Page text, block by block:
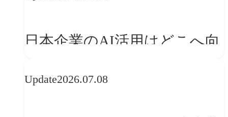
日本企業のAI活用はどこへ向
レンドに見る「人間中心」へ
Update2026.07.08